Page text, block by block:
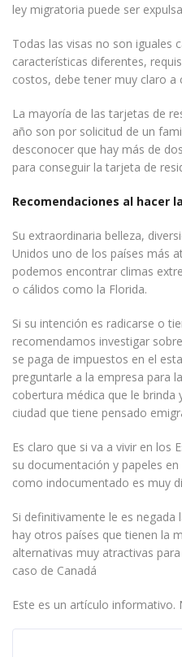
ley migratoria puede ser
Todas las visas no son iguales
características diferentes,
costos, debe tener muy claro a
La mayoría de las tarjetas de
año son por solicitud de un
desconocer que hay más de
para conseguir la tarjeta de
Recomendaciones al hacer
Su extraordinaria belleza,
Unidos uno de los países más
podemos encontrar climas
o cálidos como la Florida.
Si su intención es radicarse o
recomendamos investigar
se paga de impuestos en el
preguntarle a la empresa para
cobertura médica que le brinda
ciudad que tiene pensado
Es claro que si va a vivir en los
su documentación y papeles
como indocumentado es muy
Si definitivamente le es
hay otros países que tienen la
alternativas muy atractivas
caso de Canadá
Este es un artículo informativo.